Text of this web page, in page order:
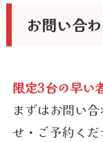
お問い合
限定3台の早い
まずはお問い
せ・ご予約くだ